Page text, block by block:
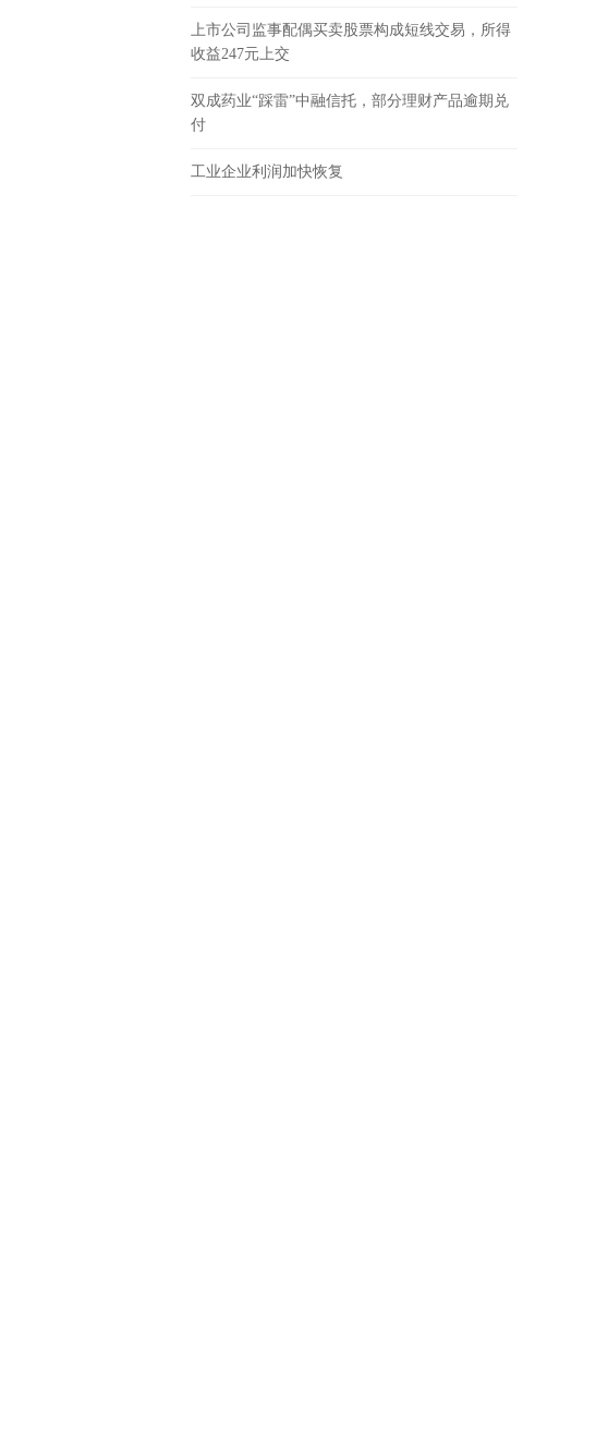
上市公司监事配偶买卖股票构成短线交易，所得
收益247元上交
双成药业“踩雷”中融信托，部分理财产品逾期兑
付
工业企业利润加快恢复